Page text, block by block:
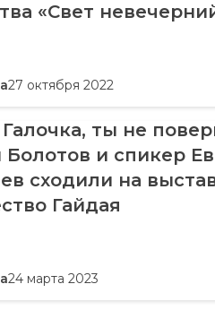
«Свет
27 октября 2022
ты не
Болотов и спикер
сходили на
Гайдая
24 марта 2023